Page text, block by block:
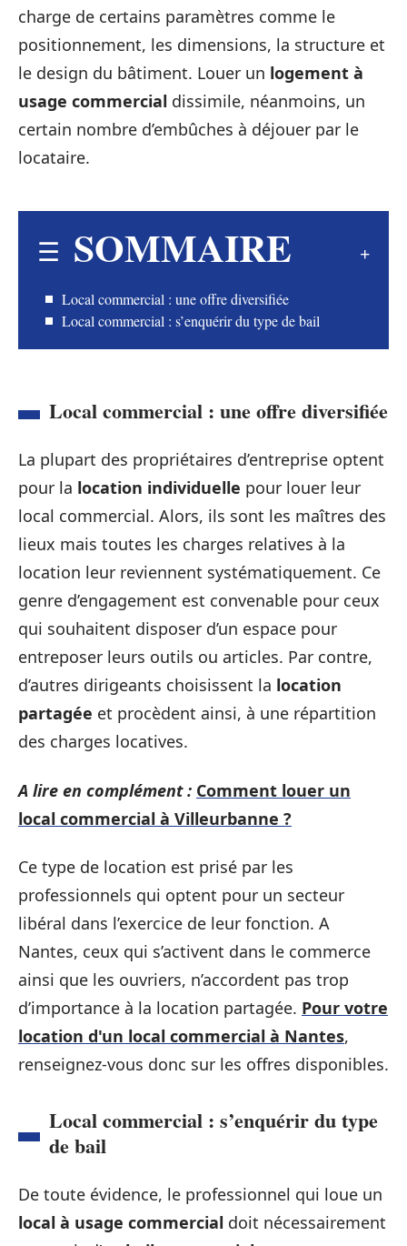
charge de certains paramètres comme le
positionnement, les dimensions, la structure et
le design du bâtiment. Louer un logement à
usage commercial dissimile, néanmoins, un
certain nombre d’embûches à déjouer par le
locataire.
SOMMAIRE
Local commercial : une offre diversifiée
Local commercial : s’enquérir du type de bail
Local commercial : une offre diversifiée
La plupart des propriétaires d’entreprise optent
pour la location individuelle pour louer leur
local commercial. Alors, ils sont les maîtres des
lieux mais toutes les charges relatives à la
location leur reviennent systématiquement. Ce
genre d’engagement est convenable pour ceux
qui souhaitent disposer d’un espace pour
entreposer leurs outils ou articles. Par contre,
d’autres dirigeants choisissent la location
partagée et procèdent ainsi, à une répartition
des charges locatives.
A lire en complément : Comment louer un
local commercial à Villeurbanne ?
Ce type de location est prisé par les
professionnels qui optent pour un secteur
libéral dans l’exercice de leur fonction. A
Nantes, ceux qui s’activent dans le commerce
ainsi que les ouvriers, n’accordent pas trop
d’importance à la location partagée. Pour votre
location d'un local commercial à Nantes,
renseignez-vous donc sur les offres disponibles.
Local commercial : s’enquérir du type
de bail
De toute évidence, le professionnel qui loue un
local à usage commercial doit nécessairement